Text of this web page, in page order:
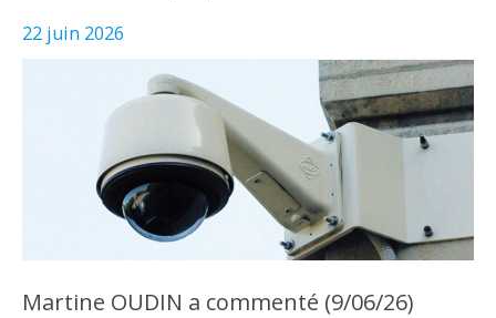
22 juin 2026
Martine OUDIN a commenté (9/06/26)